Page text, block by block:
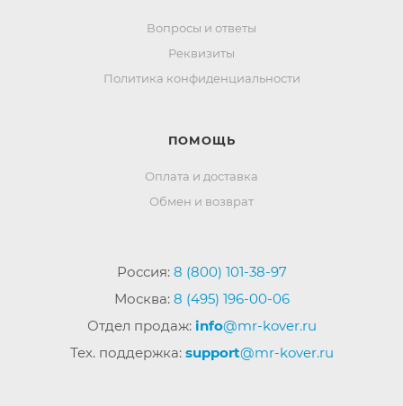
Вопросы и ответы
Реквизиты
Политика конфиденциальности
ПОМОЩЬ
Оплата и доставка
Обмен и возврат
Россия: 8 (800) 101-38-97
Москва: 8 (495) 196-00-06
Отдел продаж: info@mr-kover.ru
Тех. поддержка: support@mr-kover.ru